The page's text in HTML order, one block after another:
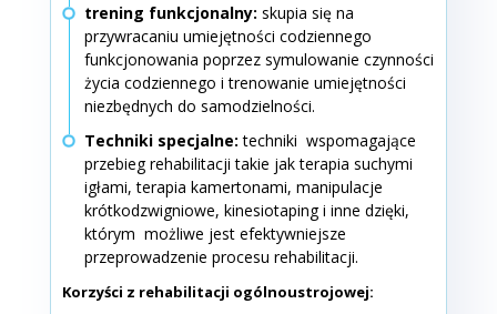
trening funkcjonalny: skupia się na
przywracaniu umiejętności codziennego
funkcjonowania poprzez symulowanie czynności
życia codziennego i trenowanie umiejętności
niezbędnych do samodzielności.
Techniki specjalne: techniki wspomagające
przebieg rehabilitacji takie jak terapia suchymi
igłami, terapia kamertonami, manipulacje
krótkodzwigniowe, kinesiotaping i inne dzięki,
którym możliwe jest efektywniejsze
przeprowadzenie procesu rehabilitacji.
Korzyści z rehabilitacji ogólnoustrojowej: